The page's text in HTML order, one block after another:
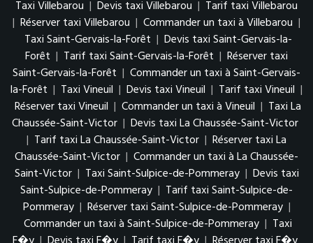
Taxi Villebarou | Devis taxi Villebarou | Tarif taxi Villebarou
| Réserver taxi Villebarou | Commander un taxi à Villebarou |
Taxi Saint-Gervais-la-Forêt | Devis taxi Saint-Gervais-la-
Forêt | Tarif taxi Saint-Gervais-la-Forêt | Réserver taxi
Saint-Gervais-la-Forêt | Commander un taxi à Saint-Gervais-
la-Forêt | Taxi Vineuil | Devis taxi Vineuil | Tarif taxi Vineuil |
Réserver taxi Vineuil | Commander un taxi à Vineuil | Taxi La
Chaussée-Saint-Victor | Devis taxi La Chaussée-Saint-Victor
| Tarif taxi La Chaussée-Saint-Victor | Réserver taxi La
Chaussée-Saint-Victor | Commander un taxi à La Chaussée-
Saint-Victor | Taxi Saint-Sulpice-de-Pommeray | Devis taxi
Saint-Sulpice-de-Pommeray | Tarif taxi Saint-Sulpice-de-
Pommeray | Réserver taxi Saint-Sulpice-de-Pommeray |
Commander un taxi à Saint-Sulpice-de-Pommeray | Taxi